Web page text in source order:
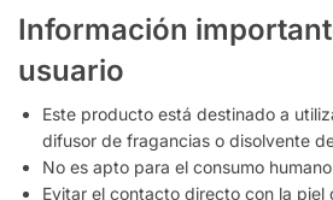
Información
usuario
Este producto está destinado a
difusor de fragancias o disolvente
No es apto para el consumo
Evitar el contacto directo con la piel